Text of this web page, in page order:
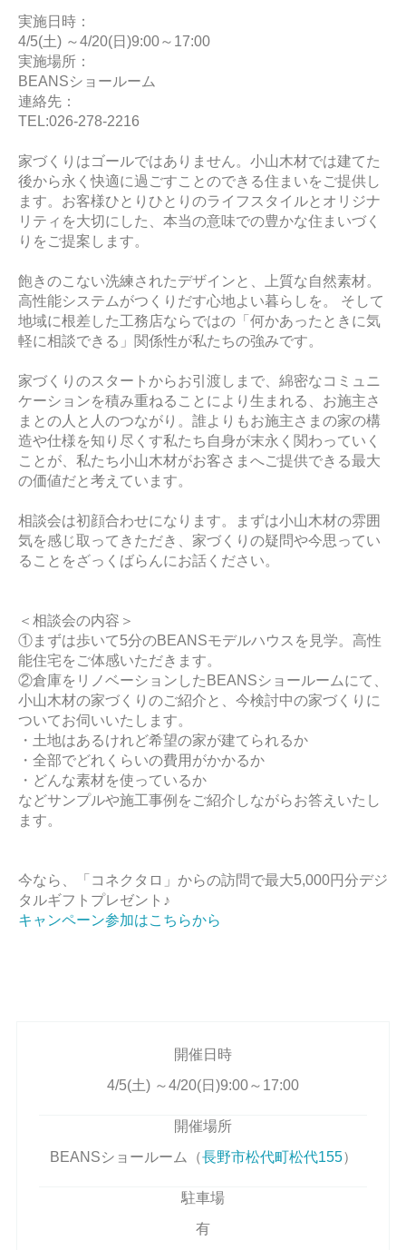
実施日時：
4/5(土) ～4/20(日)9:00～17:00
実施場所：
BEANSショールーム
連絡先：
TEL:026-278-2216
家づくりはゴールではありません。小山木材では建てた
後から永く快適に過ごすことのできる住まいをご提供し
ます。お客様ひとりひとりのライフスタイルとオリジナ
リティを大切にした、本当の意味での豊かな住まいづく
りをご提案します。
飽きのこない洗練されたデザインと、上質な自然素材。
高性能システムがつくりだす心地よい暮らしを。 そして
地域に根差した工務店ならではの「何かあったときに気
軽に相談できる」関係性が私たちの強みです。
家づくりのスタートからお引渡しまで、綿密なコミュニ
ケーションを積み重ねることにより生まれる、お施主さ
まとの人と人のつながり。誰よりもお施主さまの家の構
造や仕様を知り尽くす私たち自身が末永く関わっていく
ことが、私たち小山木材がお客さまへご提供できる最大
の価値だと考えています。
相談会は初顔合わせになります。まずは小山木材の雰囲
気を感じ取ってきただき、家づくりの疑問や今思ってい
ることをざっくばらんにお話ください。
＜相談会の内容＞
①まずは歩いて5分のBEANSモデルハウスを見学。高性
能住宅をご体感いただきます。
②倉庫をリノベーションしたBEANSショールームにて、
小山木材の家づくりのご紹介と、今検討中の家づくりに
ついてお伺いいたします。
・土地はあるけれど希望の家が建てられるか
・全部でどれくらいの費用がかかるか
・どんな素材を使っているか
などサンプルや施工事例をご紹介しながらお答えいたし
ます。
今なら、「コネクタロ」からの訪問で最大5,000円分デジ
タルギフトプレゼント♪
キャンペーン参加はこちらから
開催日時
4/5(土) ～4/20(日)9:00～17:00
開催場所
BEANSショールーム（長野市松代町松代155）
駐車場
有